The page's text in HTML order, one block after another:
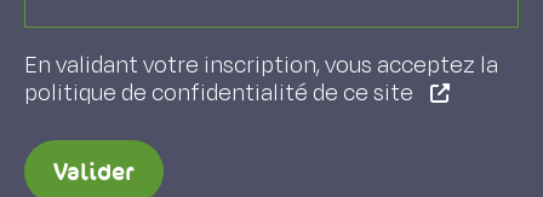
En validant votre inscription, vous acceptez la
politique de confidentialité de ce site
Valider